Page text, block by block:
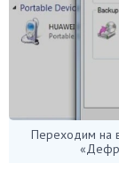
Переходим на